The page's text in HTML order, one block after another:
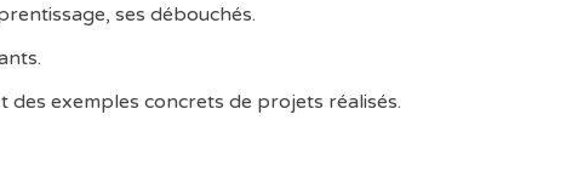
ses débouchés.
des exemples concrets de projets réalisés.